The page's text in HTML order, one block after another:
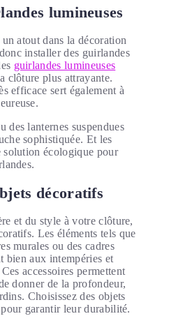
lumineuses
atout dans la décoration
installer des guirlandes
guirlandes lumineuses
clôture plus attrayante.
efficace sert également à
des lanternes suspendues
sophistiquée. Et les
solution écologique pour
décoratifs
et du style à votre clôture,
Les éléments tels que
murales ou des cadres
bien aux intempéries et
accessoires permettent
donner de la profondeur,
Choisissez des objets
garantir leur durabilité.